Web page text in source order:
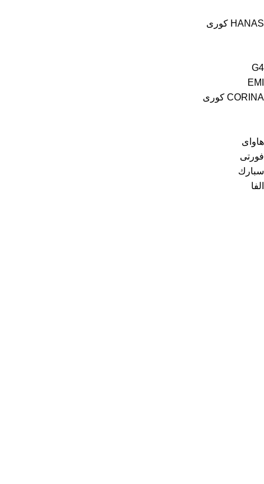
HANAS كورى
G4
EMI
CORINA كورى
هاواى
فورتى
سبارك
الفا